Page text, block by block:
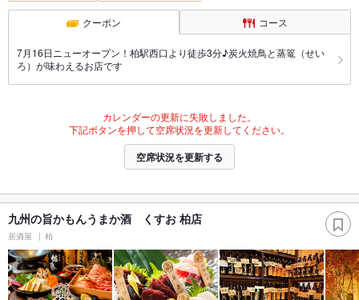
クーポン コース
7月16日ニューオープン！柏駅西口より徒歩3分♪炭火焼鳥と蒸篭（せい
ろ）が味わえるお店です
カレンダーの更新に失敗しました。
下記ボタンを押して空席状況を更新してください。
空席状況を更新する
九州の旨かもんうまか酒 くすお 柏店
居酒屋 柏